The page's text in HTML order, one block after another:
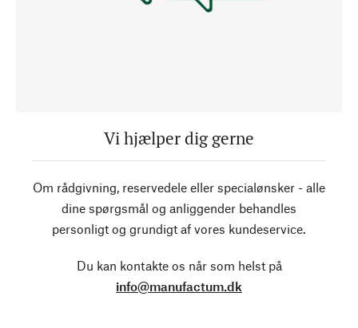
Vi hjælper dig gerne
Om rådgivning, reservedele eller specialønsker - alle
dine spørgsmål og anliggender behandles
personligt og grundigt af vores kundeservice.
Du kan kontakte os når som helst på
info@manufactum.dk